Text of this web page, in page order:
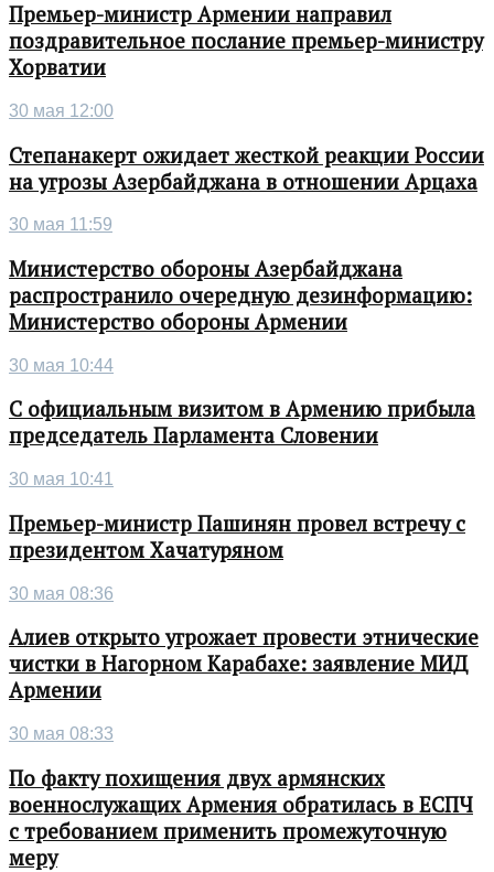
Премьер-министр Армении направил
поздравительное послание премьер-министру
Хорватии
30 мая 12:00
Степанакерт ожидает жесткой реакции России
на угрозы Азербайджана в отношении Арцаха
30 мая 11:59
Министерство обороны Азербайджана
распространило очередную дезинформацию:
Министерство обороны Армении
30 мая 10:44
С официальным визитом в Армению прибыла
председатель Парламента Словении
30 мая 10:41
Премьер-министр Пашинян провел встречу с
президентом Хачатуряном
30 мая 08:36
Алиев открыто угрожает провести этнические
чистки в Нагорном Карабахе: заявление МИД
Армении
30 мая 08:33
По факту похищения двух армянских
военнослужащих Армения обратилась в ЕСПЧ
с требованием применить промежуточную
меру